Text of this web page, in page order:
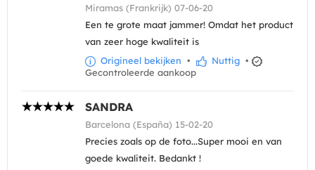
Miramas (Frankrijk) 07-06-20
Een te grote maat jammer! Omdat het product
van zeer hoge kwaliteit is
Origineel bekijken • Nuttig •
Gecontroleerde aankoop
SANDRA
Barcelona (España) 15-02-20
Precies zoals op de foto...Super mooi en van
goede kwaliteit. Bedankt !